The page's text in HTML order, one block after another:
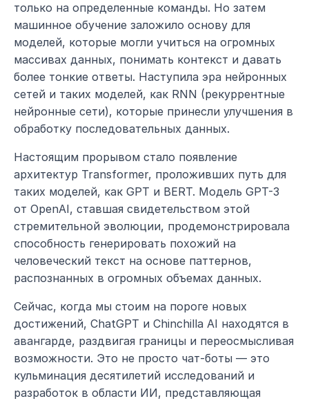
только на определенные команды. Но затем
машинное обучение заложило основу для
моделей, которые могли учиться на огромных
массивах данных, понимать контекст и давать
более тонкие ответы. Наступила эра нейронных
сетей и таких моделей, как RNN (рекуррентные
нейронные сети), которые принесли улучшения в
обработку последовательных данных.
Настоящим прорывом стало появление
архитектур Transformer, проложивших путь для
таких моделей, как GPT и BERT. Модель GPT-3
от OpenAI, ставшая свидетельством этой
стремительной эволюции, продемонстрировала
способность генерировать похожий на
человеческий текст на основе паттернов,
распознанных в огромных объемах данных.
Сейчас, когда мы стоим на пороге новых
достижений, ChatGPT и Chinchilla AI находятся в
авангарде, раздвигая границы и переосмысливая
возможности. Это не просто чат-боты — это
кульминация десятилетий исследований и
разработок в области ИИ, представляющая